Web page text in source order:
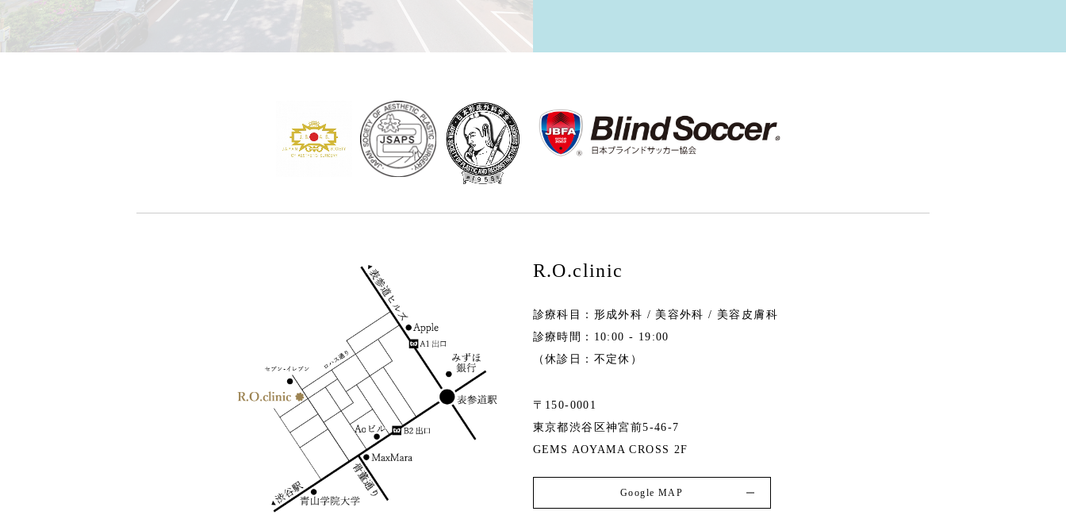
TOP
R.O.clinic
診療科目：形成外科 / 美容外科 / 美容皮膚科
診療時間：10:00 - 19:00
（休診日：不定休）
〒150-0001
東京都渋谷区神宮前5-46-7
GEMS AOYAMA CROSS 2F
Google MAP